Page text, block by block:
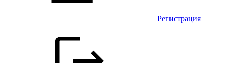
Регистрация